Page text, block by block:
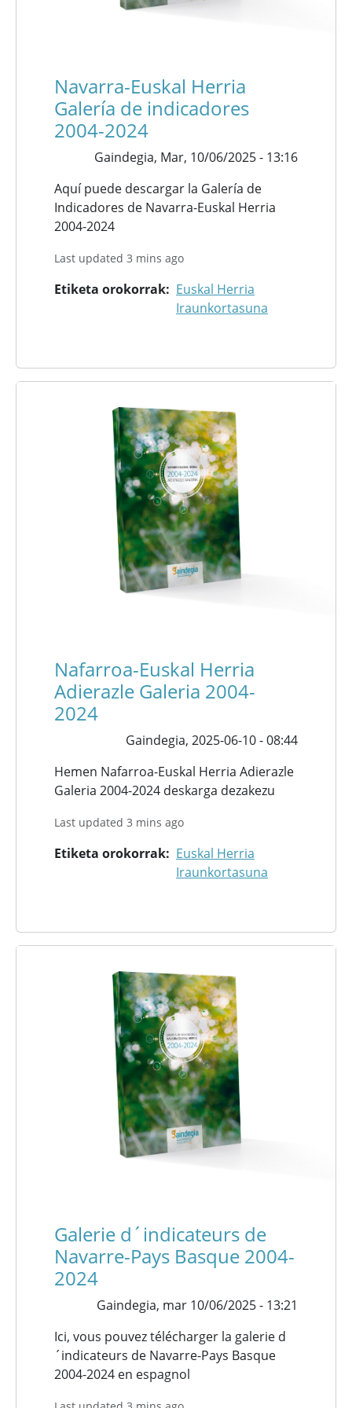
Navarra-Euskal Herria
Galería de indicadores
2004-2024
Gaindegia, Mar, 10/06/2025 - 13:16
Aquí puede descargar la Galería de
Indicadores de Navarra-Euskal Herria
2004-2024
Last updated 3 mins ago
Etiketa orokorrak
Euskal Herria
Iraunkortasuna
Nafarroa-Euskal Herria
Adierazle Galeria 2004-
2024
Gaindegia, 2025-06-10 - 08:44
Hemen Nafarroa-Euskal Herria Adierazle
Galeria 2004-2024 deskarga dezakezu
Last updated 3 mins ago
Etiketa orokorrak
Euskal Herria
Iraunkortasuna
Galerie d´indicateurs de
Navarre-Pays Basque 2004-
2024
Gaindegia, mar 10/06/2025 - 13:21
Ici, vous pouvez télécharger la galerie d
´indicateurs de Navarre-Pays Basque
2004-2024 en espagnol